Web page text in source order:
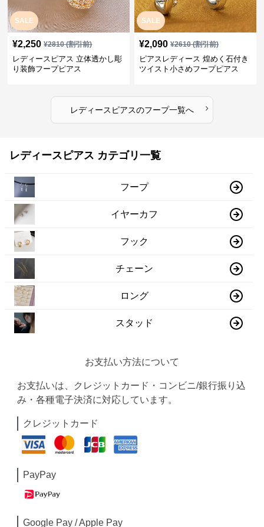
SALE
¥2,250 ¥2810(割引前)
レディースピアス 立体透かし彫
り装飾フープピアス
SALE
¥2,090 ¥2610(割引前)
ピアスレディース 煌めく石付き
ツイスト小さめフープピアス
レディースピアスのフープ一覧へ ›
レディースピアス カテゴリ一覧
フープ
イヤーカフ
フック
チェーン
ロング
スタッド
お支払い方法について
お支払いは、クレジットカード・コンビニ/銀行振り込
み・各種電子決済に対応しています。
クレジットカード
PayPay
Google Pay / Apple Pay